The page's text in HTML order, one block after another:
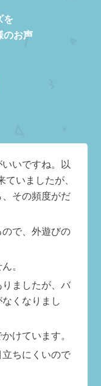
を
のお声
いですね。以
いましたが、
その頻度がだ
で、外遊びの
。
ましたが、バ
くなりまし
けています。
ちにくいので